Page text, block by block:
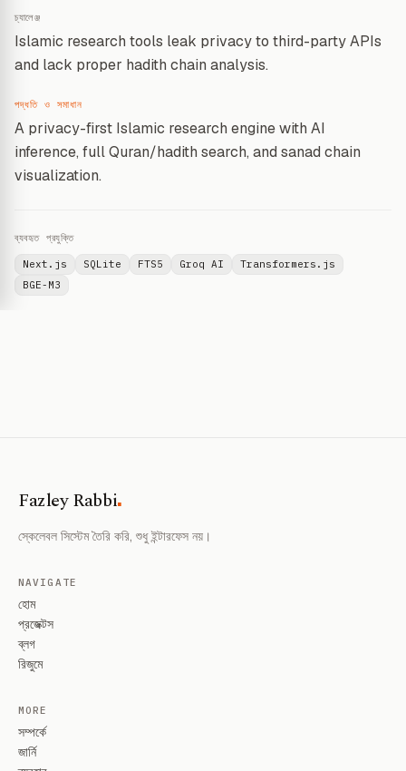
চ্যালেঞ্জ
Islamic research tools leak privacy to third-party APIs
and lack proper hadith chain analysis.
পদ্ধতি ও সমাধান
A privacy-first Islamic research engine with AI
inference, full Quran/hadith search, and sanad chain
visualization.
ব্যবহৃত প্রযুক্তি
Next.js SQLite FTS5 Groq AI
Transformers.js
BGE-M3
Fazley Rabbi.
স্কেলেবল সিস্টেম তৈরি করি, শুধু ইন্টারফেস নয়।
NAVIGATE
হোম
প্রজেক্টস
ব্লগ
রিজুমে
MORE
সম্পর্কে
জার্নি